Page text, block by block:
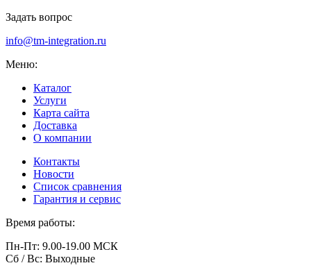
Задать вопрос
info@tm-integration.ru
Меню:
Каталог
Услуги
Карта сайта
Доставка
О компании
Контакты
Новости
Список сравнения
Гарантия и сервис
Время работы:
Пн-Пт: 9.00-19.00 МСК
Сб / Вс: Выходные